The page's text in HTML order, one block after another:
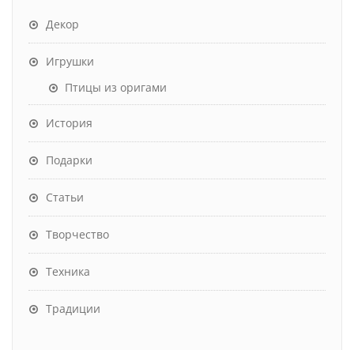
Декор
Игрушки
Птицы из оригами
История
Подарки
Статьи
Творчество
Техника
Традиции